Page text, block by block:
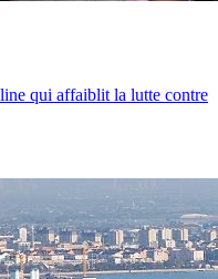
qui affaiblit la lutte contre